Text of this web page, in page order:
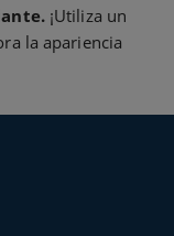
¡Utiliza un
la apariencia